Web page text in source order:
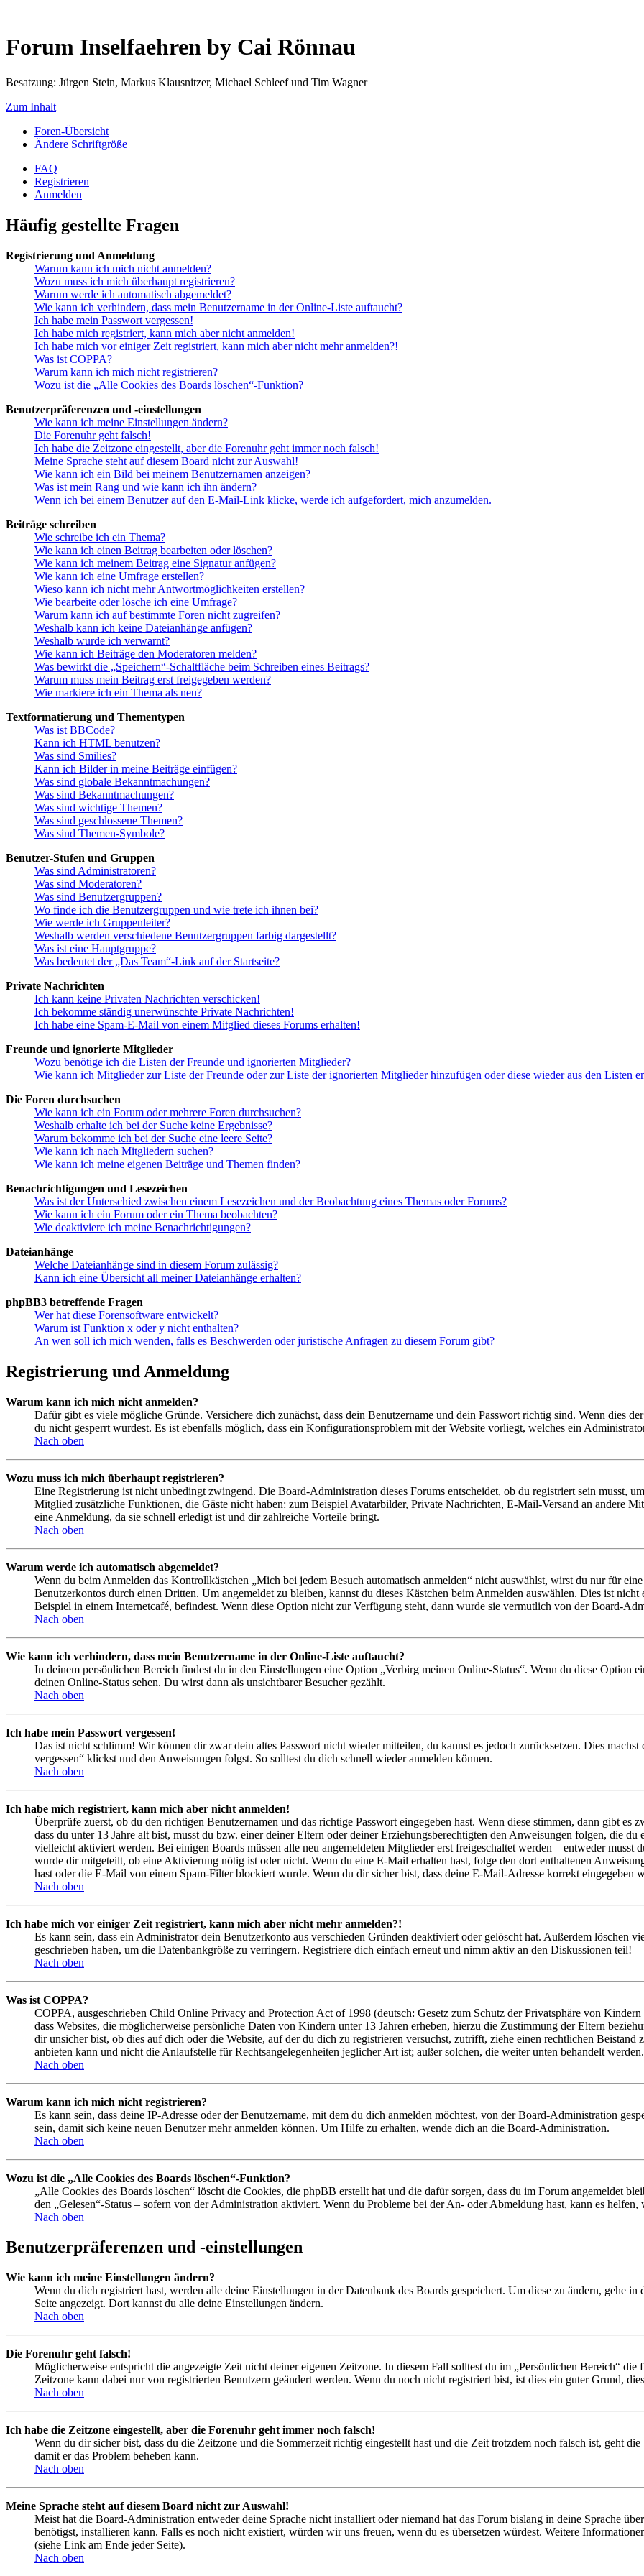
Forum Inselfaehren by Cai Rönnau
Besatzung: Jürgen Stein, Markus Klausnitzer, Michael Schleef und Tim Wagner
Zum Inhalt
Foren-Übersicht
Ändere Schriftgröße
FAQ
Registrieren
Anmelden
Häufig gestellte Fragen
Registrierung und Anmeldung
Warum kann ich mich nicht anmelden?
Wozu muss ich mich überhaupt registrieren?
Warum werde ich automatisch abgemeldet?
Wie kann ich verhindern, dass mein Benutzername in der Online-Liste auftaucht?
Ich habe mein Passwort vergessen!
Ich habe mich registriert, kann mich aber nicht anmelden!
Ich habe mich vor einiger Zeit registriert, kann mich aber nicht mehr anmelden?!
Was ist COPPA?
Warum kann ich mich nicht registrieren?
Wozu ist die „Alle Cookies des Boards löschen“-Funktion?
Benutzerpräferenzen und -einstellungen
Wie kann ich meine Einstellungen ändern?
Die Forenuhr geht falsch!
Ich habe die Zeitzone eingestellt, aber die Forenuhr geht immer noch falsch!
Meine Sprache steht auf diesem Board nicht zur Auswahl!
Wie kann ich ein Bild bei meinem Benutzernamen anzeigen?
Was ist mein Rang und wie kann ich ihn ändern?
Wenn ich bei einem Benutzer auf den E-Mail-Link klicke, werde ich aufgefordert, mich anzumelden.
Beiträge schreiben
Wie schreibe ich ein Thema?
Wie kann ich einen Beitrag bearbeiten oder löschen?
Wie kann ich meinem Beitrag eine Signatur anfügen?
Wie kann ich eine Umfrage erstellen?
Wieso kann ich nicht mehr Antwortmöglichkeiten erstellen?
Wie bearbeite oder lösche ich eine Umfrage?
Warum kann ich auf bestimmte Foren nicht zugreifen?
Weshalb kann ich keine Dateianhänge anfügen?
Weshalb wurde ich verwarnt?
Wie kann ich Beiträge den Moderatoren melden?
Was bewirkt die „Speichern“-Schaltfläche beim Schreiben eines Beitrags?
Warum muss mein Beitrag erst freigegeben werden?
Wie markiere ich ein Thema als neu?
Textformatierung und Thementypen
Was ist BBCode?
Kann ich HTML benutzen?
Was sind Smilies?
Kann ich Bilder in meine Beiträge einfügen?
Was sind globale Bekanntmachungen?
Was sind Bekanntmachungen?
Was sind wichtige Themen?
Was sind geschlossene Themen?
Was sind Themen-Symbole?
Benutzer-Stufen und Gruppen
Was sind Administratoren?
Was sind Moderatoren?
Was sind Benutzergruppen?
Wo finde ich die Benutzergruppen und wie trete ich ihnen bei?
Wie werde ich Gruppenleiter?
Weshalb werden verschiedene Benutzergruppen farbig dargestellt?
Was ist eine Hauptgruppe?
Was bedeutet der „Das Team“-Link auf der Startseite?
Private Nachrichten
Ich kann keine Privaten Nachrichten verschicken!
Ich bekomme ständig unerwünschte Private Nachrichten!
Ich habe eine Spam-E-Mail von einem Mitglied dieses Forums erhalten!
Freunde und ignorierte Mitglieder
Wozu benötige ich die Listen der Freunde und ignorierten Mitglieder?
Wie kann ich Mitglieder zur Liste der Freunde oder zur Liste der ignorierten Mitglieder hinzufügen oder diese wieder aus den Listen
Die Foren durchsuchen
Wie kann ich ein Forum oder mehrere Foren durchsuchen?
Weshalb erhalte ich bei der Suche keine Ergebnisse?
Warum bekomme ich bei der Suche eine leere Seite?
Wie kann ich nach Mitgliedern suchen?
Wie kann ich meine eigenen Beiträge und Themen finden?
Benachrichtigungen und Lesezeichen
Was ist der Unterschied zwischen einem Lesezeichen und der Beobachtung eines Themas oder Forums?
Wie kann ich ein Forum oder ein Thema beobachten?
Wie deaktiviere ich meine Benachrichtigungen?
Dateianhänge
Welche Dateianhänge sind in diesem Forum zulässig?
Kann ich eine Übersicht all meiner Dateianhänge erhalten?
phpBB3 betreffende Fragen
Wer hat diese Forensoftware entwickelt?
Warum ist Funktion x oder y nicht enthalten?
An wen soll ich mich wenden, falls es Beschwerden oder juristische Anfragen zu diesem Forum gibt?
Registrierung und Anmeldung
Warum kann ich mich nicht anmelden?
Dafür gibt es viele mögliche Gründe. Versichere dich zunächst, dass dein Benutzername und dein Passwort richtig sind. Wenn dies
du nicht gesperrt wurdest. Es ist ebenfalls möglich, dass ein Konfigurationsproblem mit der Website vorliegt, welches ein
Nach oben
Wozu muss ich mich überhaupt registrieren?
Eine Registrierung ist nicht unbedingt zwingend. Die Board-Administration dieses Forums entscheidet, ob du registriert sein musst,
Mitglied zusätzliche Funktionen, die Gäste nicht haben: zum Beispiel Avatarbilder, Private Nachrichten, E-Mail-Versand an andere
eine Anmeldung, da sie schnell erledigt ist und dir zahlreiche Vorteile bringt.
Nach oben
Warum werde ich automatisch abgemeldet?
Wenn du beim Anmelden das Kontrollkästchen „Mich bei jedem Besuch automatisch anmelden“ nicht auswählst, wirst du nur für
Benutzerkontos durch einen Dritten. Um angemeldet zu bleiben, kannst du dieses Kästchen beim Anmelden auswählen. Dies ist
Beispiel in einem Internetcafé, befindest. Wenn diese Option nicht zur Verfügung steht, dann wurde sie vermutlich von der Board-
Nach oben
Wie kann ich verhindern, dass mein Benutzername in der Online-Liste auftaucht?
In deinem persönlichen Bereich findest du in den Einstellungen eine Option „Verbirg meinen Online-Status“. Wenn du diese Option
deinen Online-Status sehen. Du wirst dann als unsichtbarer Besucher gezählt.
Nach oben
Ich habe mein Passwort vergessen!
Das ist nicht schlimm! Wir können dir zwar dein altes Passwort nicht wieder mitteilen, du kannst es jedoch zurücksetzen. Dies
vergessen“ klickst und den Anweisungen folgst. So solltest du dich schnell wieder anmelden können.
Nach oben
Ich habe mich registriert, kann mich aber nicht anmelden!
Überprüfe zuerst, ob du den richtigen Benutzernamen und das richtige Passwort eingegeben hast. Wenn diese stimmen, dann gibt es
dass du unter 13 Jahre alt bist, musst du bzw. einer deiner Eltern oder deiner Erziehungsberechtigten den Anweisungen folgen, die
vielleicht aktiviert werden. Bei einigen Boards müssen alle neu angemeldeten Mitglieder erst freigeschaltet werden – entweder musst
wurde dir mitgeteilt, ob eine Aktivierung nötig ist oder nicht. Wenn du eine E-Mail erhalten hast, folge den dort enthaltenen
hast oder die E-Mail von einem Spam-Filter blockiert wurde. Wenn du dir sicher bist, dass deine E-Mail-Adresse korrekt eingegeben
Nach oben
Ich habe mich vor einiger Zeit registriert, kann mich aber nicht mehr anmelden?!
Es kann sein, dass ein Administrator dein Benutzerkonto aus verschieden Gründen deaktiviert oder gelöscht hat. Außerdem löschen
geschrieben haben, um die Datenbankgröße zu verringern. Registriere dich einfach erneut und nimm aktiv an den Diskussionen teil!
Nach oben
Was ist COPPA?
COPPA, ausgeschrieben Child Online Privacy and Protection Act of 1998 (deutsch: Gesetz zum Schutz der Privatsphäre von
dass Websites, die möglicherweise persönliche Daten von Kindern unter 13 Jahren erheben, hierzu die Zustimmung der Eltern
dir unsicher bist, ob dies auf dich oder die Website, auf der du dich zu registrieren versuchst, zutrifft, ziehe einen rechtlichen Beistand
anbieten kann und nicht die Anlaufstelle für Rechtsangelegenheiten jeglicher Art ist; außer solchen, die weiter unten behandelt werden.
Nach oben
Warum kann ich mich nicht registrieren?
Es kann sein, dass deine IP-Adresse oder der Benutzername, mit dem du dich anmelden möchtest, von der Board-Administration
sein, damit sich keine neuen Benutzer mehr anmelden können. Um Hilfe zu erhalten, wende dich an die Board-Administration.
Nach oben
Wozu ist die „Alle Cookies des Boards löschen“-Funktion?
„Alle Cookies des Boards löschen“ löscht die Cookies, die phpBB erstellt hat und die dafür sorgen, dass du im Forum angemeldet
den „Gelesen“-Status – sofern von der Administration aktiviert. Wenn du Probleme bei der An- oder Abmeldung hast, kann es
Nach oben
Benutzerpräferenzen und -einstellungen
Wie kann ich meine Einstellungen ändern?
Wenn du dich registriert hast, werden alle deine Einstellungen in der Datenbank des Boards gespeichert. Um diese zu ändern, gehe
Seite angezeigt. Dort kannst du alle deine Einstellungen ändern.
Nach oben
Die Forenuhr geht falsch!
Möglicherweise entspricht die angezeigte Zeit nicht deiner eigenen Zeitzone. In diesem Fall solltest du im „Persönlichen Bereich“
Zeitzone kann dabei nur von registrierten Benutzern geändert werden. Wenn du noch nicht registriert bist, ist dies ein guter Grund,
Nach oben
Ich habe die Zeitzone eingestellt, aber die Forenuhr geht immer noch falsch!
Wenn du dir sicher bist, dass du die Zeitzone und die Sommerzeit richtig eingestellt hast und die Zeit trotzdem noch falsch ist, geht
damit er das Problem beheben kann.
Nach oben
Meine Sprache steht auf diesem Board nicht zur Auswahl!
Meist hat die Board-Administration entweder deine Sprache nicht installiert oder niemand hat das Forum bislang in deine Sprache
benötigst, installieren kann. Falls es noch nicht existiert, würden wir uns freuen, wenn du es übersetzen würdest. Weitere
(siehe Link am Ende jeder Seite).
Nach oben